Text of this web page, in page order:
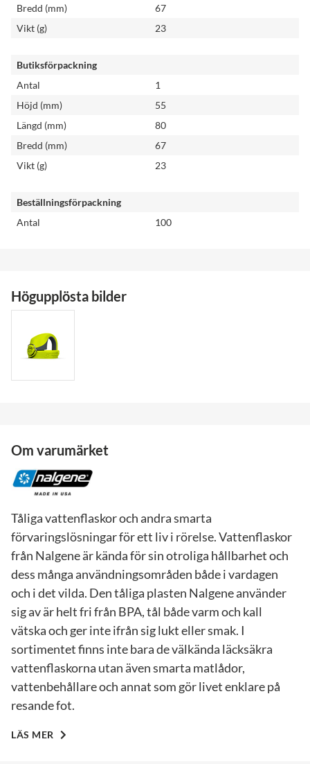
Bredd (mm)
67
Vikt (g)
23
Butiksförpackning
Antal
1
Höjd (mm)
55
Längd (mm)
80
Bredd (mm)
67
Vikt (g)
23
Beställningsförpackning
Antal
100
Högupplösta bilder
Om varumärket
Tåliga vattenflaskor och andra smarta
förvaringslösningar för ett liv i rörelse. Vattenflaskor
från Nalgene är kända för sin otroliga hållbarhet och
dess många användningsområden både i vardagen
och i det vilda. Den tåliga plasten Nalgene använder
sig av är helt fri från BPA, tål både varm och kall
vätska och ger inte ifrån sig lukt eller smak. I
sortimentet finns inte bara de välkända läcksäkra
vattenflaskorna utan även smarta matlådor,
vattenbehållare och annat som gör livet enklare på
resande fot.
LÄS MER